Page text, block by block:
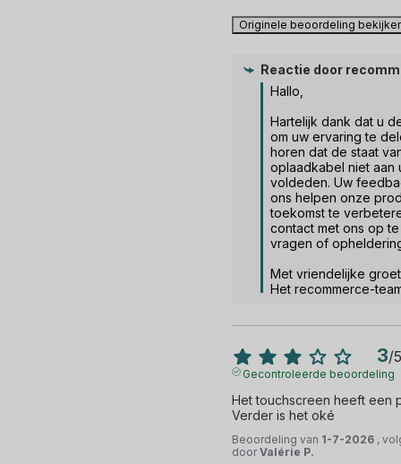
Originele beoordeling
Reactie door
Hallo,
Hartelijk dank dat u
om uw ervaring te
horen dat de staat
oplaadkabel niet aan
voldeden. Uw
ons helpen onze
toekomst te
contact met ons op
vragen of
Met vriendelijke
Het recommerce-
3/5
Gecontroleerde beoordeling
Het touchscreen heeft een
Verder is het oké
Beoordeling van 1-7-2026 ,
door Valérie P.